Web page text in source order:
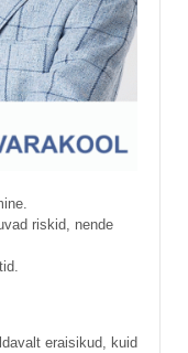
riskid, nende
eraisikud, kuid